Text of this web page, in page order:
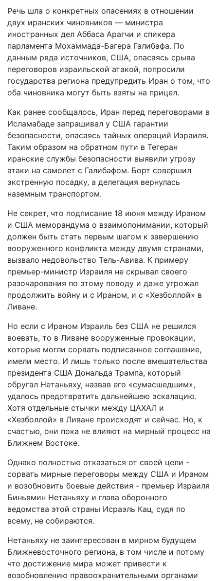
Речь шла о конкретных опасениях в отношении
двух иранских чиновников — министра
иностранных дел Аббаса Арагчи и спикера
парламента Мохаммада-Багера Галибафа. По
данным ряда источников, США, опасаясь срыва
переговоров израильской атакой, попросили
государства региона предупредить Иран о том, что
оба чиновника могут быть взяты на прицел.
Как ранее сообщалось, Иран перед переговорами в
Исламабаде запрашивал у США гарантии
безопасности, опасаясь тайных операций Израиля.
Таким образом на обратном пути в Тегеран
иранские службы безопасности выявили угрозу
атаки на самолет с Галибафом. Борт совершил
экстренную посадку, а делегация вернулась
наземным транспортом.
Не секрет, что подписание 18 июня между Ираном
и США меморандума о взаимопонимании, который
должен быть стать первым шагом к завершению
вооруженного конфликта между двумя странами,
вызвало недовольство Тель-Авива. К примеру
премьер-министр Израиля не скрывал своего
разочарования по этому поводу и даже угрожал
продолжить войну и с Ираном, и с «Хезболлой» в
Ливане.
Но если с Ираном Израиль без США не решился
воевать, то в Ливане вооруженные провокации,
которые могли сорвать подписанное соглашение,
имели место. И лишь только после вмешательства
президента США Дональда Трампа, который
обругал Нетаньяху, назвав его «сумасшедшим»,
удалось предотвратить дальнейшею эскалацию.
Хотя отдельные стычки между ЦАХАЛ и
«Хезболлой» в Ливане происходят и сейчас. Но, к
счастью, они пока не влияют на мирный процесс на
Ближнем Востоке.
Однако полностью отказаться от своей цели -
сорвать мирные переговоры между США и Ираном
и возобновить боевые действия - премьер Израиля
Биньямин Нетаньяху и глава оборонного
ведомства этой страны Исраэль Кац, судя по
всему, не собираются.
Нетаньяху не заинтересован в мирном будущем
Ближневосточного региона, в том числе и потому
что достижение мира может привести к
возобновлению правоохранительными органами